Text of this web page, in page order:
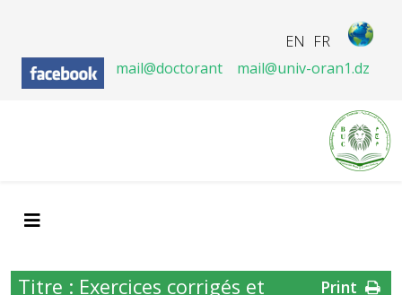
FR
EN
mail@doctorant
mail@univ-oran1.dz
Titre : Exercices corrigés et